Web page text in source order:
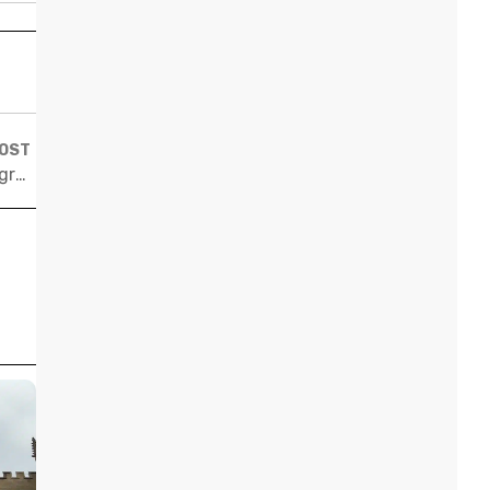
Universidades estrangeiras oferecem cursos de pós-graduação sobre questões raciais